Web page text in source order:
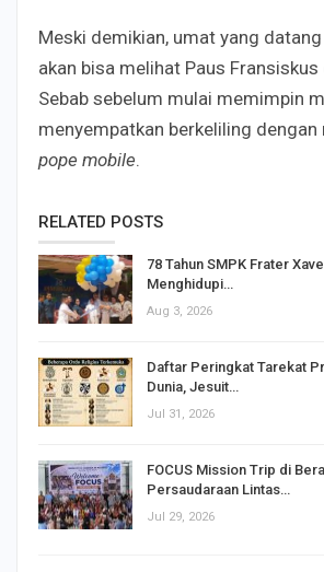
Meski demikian, umat yang
akan bisa melihat Paus Fransiskus
Sebab sebelum mulai memimpin
menyempatkan berkeliling dengan
pope mobile.
RELATED POSTS
78 Tahun SMPK Frater
Menghidupi…
Aug 3, 2026
Daftar Peringkat Tarekat
Dunia, Jesuit…
Jul 31, 2026
FOCUS Mission Trip di
Persaudaraan Lintas…
Jul 29, 2026